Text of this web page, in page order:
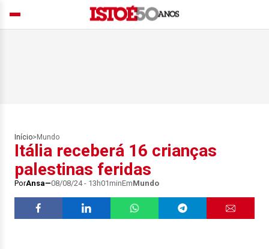
Início> Mundo
Itália receberá 16 crianças
palestinas feridas
PorAnsa 08/08/24 - 13h01minEmMundo